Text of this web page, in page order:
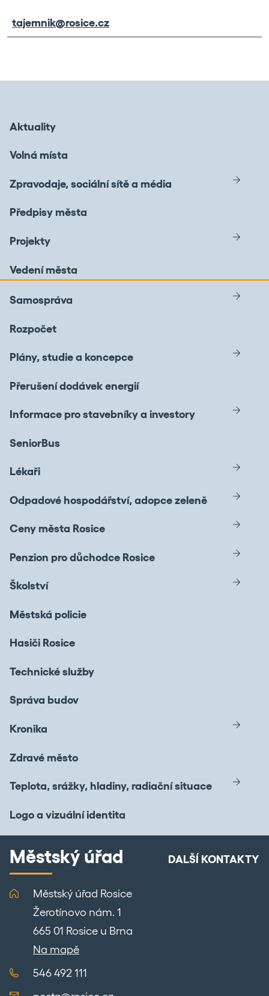
tajemnik@rosice.cz
Aktuality
Volná místa
Zpravodaje, sociální sítě a média
Předpisy města
Projekty
Vedení města
Samospráva
Rozpočet
Plány, studie a koncepce
Přerušení dodávek energií
Informace pro stavebníky a investory
SeniorBus
Lékaři
Odpadové hospodářství, adopce zeleně
Ceny města Rosice
Penzion pro důchodce Rosice
Školství
Městská policie
Hasiči Rosice
Technické služby
Správa budov
Kronika
Zdravé město
Teplota, srážky, hladiny, radiační situace
Logo a vizuální identita
Městský úřad DALŠÍ KONTAKTY
Městský úřad Rosice
Žerotínovo nám. 1
665 01 Rosice u Brna
Na mapě
546 492 111